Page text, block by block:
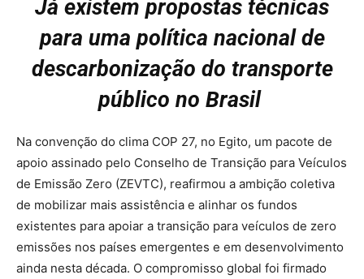
Já existem propostas técnicas
para uma política nacional de
descarbonização do transporte
público no Brasil
Na convenção do clima COP 27, no Egito, um pacote de
apoio assinado pelo Conselho de Transição para Veículos
de Emissão Zero (ZEVTC), reafirmou a ambição coletiva
de mobilizar mais assistência e alinhar os fundos
existentes para apoiar a transição para veículos de zero
emissões nos países emergentes e em desenvolvimento
ainda nesta década. O compromisso global foi firmado